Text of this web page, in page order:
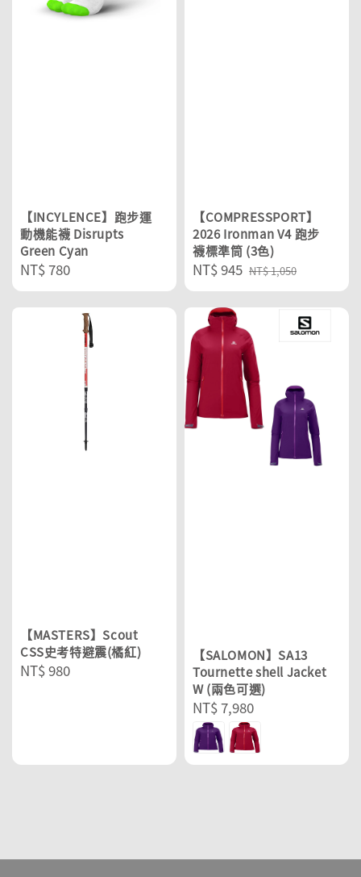
【INCYLENCE】跑步運
動機能襪 Disrupts
Green Cyan
Regular
price
NT$ 780
【COMPRESSPORT】
2026 Ironman V4 跑步
襪標準筒 (3色)
Sale
price
NT$ 945 Regular
price
NT$ 1,050
【MASTERS】Scout
CSS史考特避震(橘紅)
Regular
NT$ 980
【SALOMON】SA13
Tournette shell Jacket
W (兩色可選)
Regular
price
NT$ 7,980